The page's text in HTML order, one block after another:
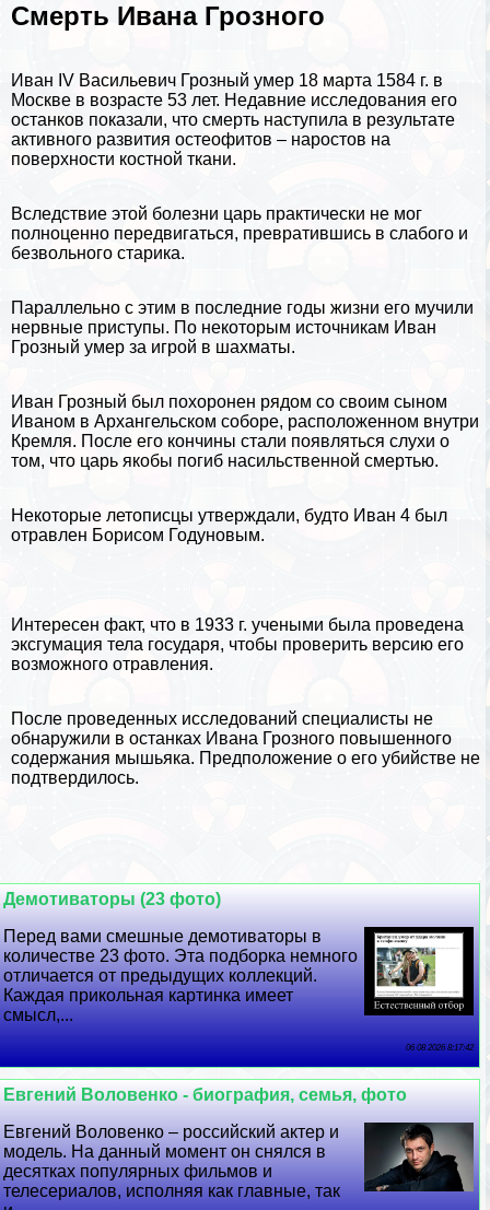
Cмepть Ивана Грозного
Иван IV Васильевич Грозный умер 18 марта 1584 г. в
Москве в возрасте 53 лет. Недавние исследования его
останков показали, что cмepть наступила в результате
активного развития остеофитов – наростов на
поверхности костной ткани.
Вследствие этой болезни царь пpaктически не мог
полноценно передвигаться, превратившись в слабого и
безвольного старика.
Параллельно с этим в последние годы жизни его мучили
нервные приступы. По некоторым источникам Иван
Грозный умер за игрой в шахматы.
Иван Грозный был похоронен рядом со своим сыном
Иваном в Архангельском соборе, расположенном внутри
Кремля. После его кончины стали появляться слухи о
том, что царь якобы погиб насильственной cмepтью.
Некоторые летописцы утверждали, будто Иван 4 был
отравлен Борисом Годуновым.
Интересен факт, что в 1933 г. учеными была проведена
эксгумация тела государя, чтобы проверить версию его
возможного отравления.
После проведенных исследований специалисты не
обнаружили в останках Ивана Грозного повышенного
содержания мышьяка. Предположение о его убийстве не
подтвердилось.
Демотиваторы (23 фото)
Перед вами смешные демотиваторы в
количестве 23 фото. Эта подборка немного
отличается от предыдущих коллекций.
Каждая прикольная картинка имеет
смысл,...
06 08 2026 8:17:42
Евгений Воловенко - биография, семья, фото
Евгений Воловенко – российский актер и
модель. На данный момент он снялся в
десятках популярных фильмов и
телесериалов, исполняя как главные, так